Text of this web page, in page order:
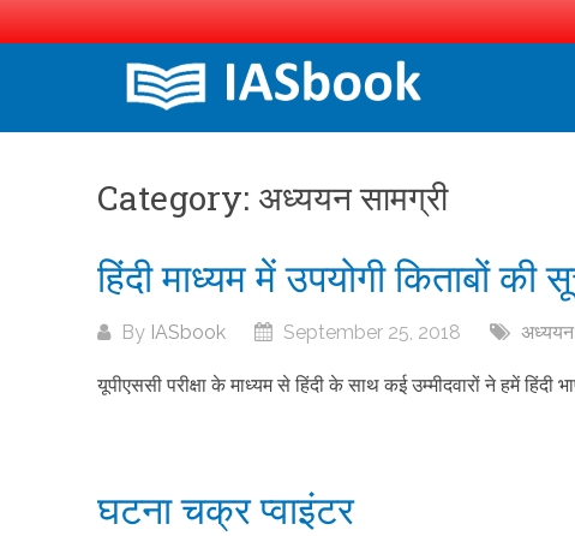
Category: अध्ययन सामग्री
हिंदी माध्यम में उपयोगी किताबों की
By IASbook September 25, 2018 अध्ययन
यूपीएससी परीक्षा के माध्यम से हिंदी के साथ कई उम्मीदवारों ने हमें
घटना चक्र प्वाइंटर